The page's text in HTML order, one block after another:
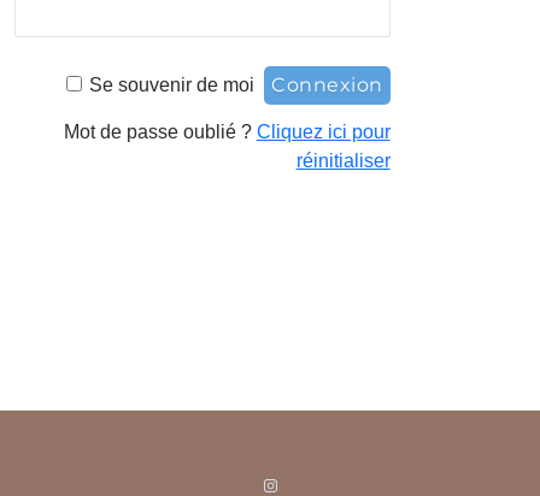
Se souvenir de moi
Mot de passe oublié ? Cliquez ici pour
réinitialiser
Instagram